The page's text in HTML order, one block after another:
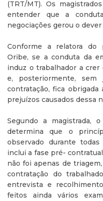
(TRT/MT). Os
entender que a
negociações gerou o
Conforme a relatora do
Oribe, se a conduta da
induz o trabalhador a
e, posteriormente,
contratação, fica
prejuízos causados dessa
Segundo a magistrada,
determina que o
observado durante
inclui a fase pré-
não foi apenas de
contratação do
entrevista e
feitos ainda vários